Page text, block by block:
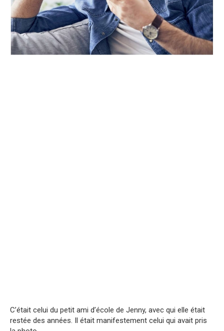
C’était celui du petit ami d’école de Jenny, avec qui elle était
restée des années. Il était manifestement celui qui avait pris